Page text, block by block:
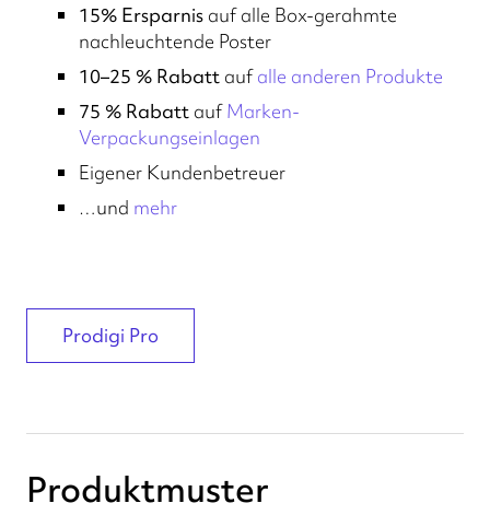
15% Ersparnis auf alle Box-gerahmte
nachleuchtende Poster
10–25 % Rabatt aufalle anderen Produkte
75 % Rabatt aufMarken-
Verpackungseinlagen
Eigener Kundenbetreuer
…und mehr
Prodigi Pro
Produktmuster